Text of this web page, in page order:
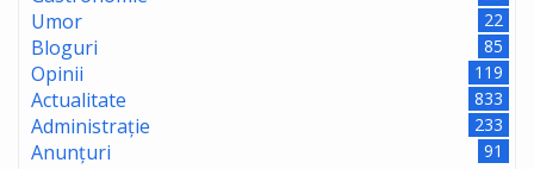
Umor 22
Bloguri 85
Opinii 119
Actualitate 833
Administrație 233
Anunțuri 91